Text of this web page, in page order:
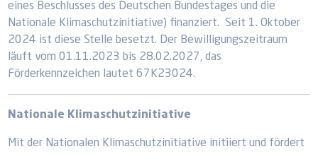
eines Beschlusses des Deutschen Bundestages und die
Nationale Klimaschutzinitiative) finanziert. Seit 1. Oktober
2024 ist diese Stelle besetzt. Der Bewilligungszeitraum
läuft vom 01.11.2023 bis 28.02.2027, das
Förderkennzeichen lautet 67K23024.
Nationale Klimaschutzinitiative
Mit der Nationalen Klimaschutzinitiative initiiert und fördert